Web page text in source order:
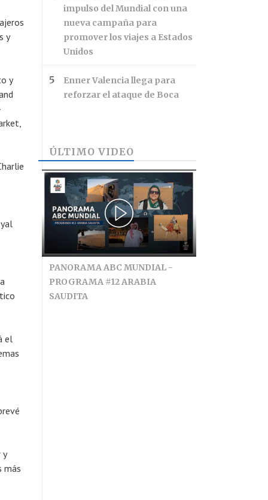
y
y
el
y
más
impulso del Mundial con una
nueva campaña para
promover los viajes a Estados
Unidos
Enner Valencia llega para
reforzar el ataque de Boca
ÚLTIMO VIDEO
PANORAMA ABC MUNDIAL -
PROGRAMA #12 ARABIA
SAUDITA